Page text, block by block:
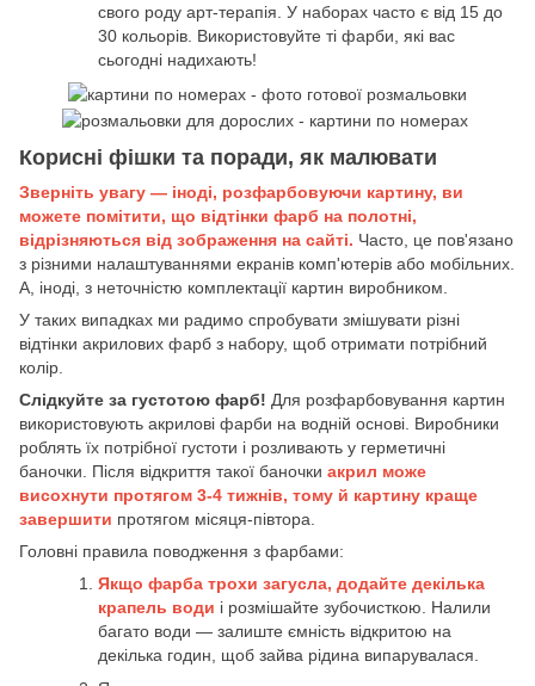
свого роду арт-терапія. У наборах часто є від 15 до
30 кольорів. Використовуйте ті фарби, які вас
сьогодні надихають!
Корисні фішки та поради, як малювати
Зверніть увагу — іноді, розфарбовуючи картину, ви
можете помітити, що відтінки фарб на полотні,
відрізняються від зображення на сайті. Часто, це пов'язано
з різними налаштуваннями екранів комп'ютерів або мобільних.
А, іноді, з неточністю комплектації картин виробником.
У таких випадках ми радимо спробувати змішувати різні
відтінки акрилових фарб з набору, щоб отримати потрібний
колір.
Слідкуйте за густотою фарб! Для розфарбовування картин
використовують акрилові фарби на водній основі. Виробники
роблять їх потрібної густоти і розливають у герметичні
баночки. Після відкриття такої баночки акрил може
висохнути протягом 3-4 тижнів, тому й картину краще
завершити протягом місяця-півтора.
Головні правила поводження з фарбами:
Якщо фарба трохи загусла, додайте декілька
крапель води і розмішайте зубочисткою. Налили
багато води — залиште ємність відкритою на
декілька годин, щоб зайва рідина випарувалася.